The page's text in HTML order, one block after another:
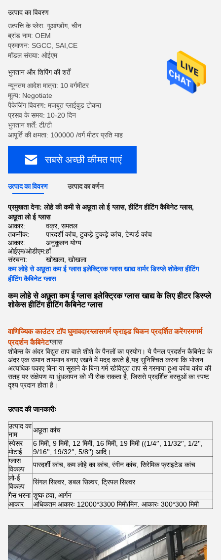
उत्पाद का विवरण
उत्पत्ति के प्लेस: गुआंग्डोंग, चीन
ब्रांड नाम: OEM
प्रमाणन: SGCC, SAI,CE
मॉडल संख्या: ओईएम
भुगतान और शिपिंग की शर्तें
न्यूनतम आदेश मात्रा: 10 वर्गमीटर
मूल्य: Negotiate
पैकेजिंग विवरण: मजबूत प्लाईवुड टोकरा
प्रसव के समय: 10-20 दिन
भुगतान शर्तें: टी/टी
आपूर्ति की क्षमता: 100000 /वर्ग मीटर प्रति माह
सबसे अच्छी कीमत पाएं
उत्पाद का विवरण उत्पाद का वर्णन
प्रमुखता देना:लोहे की कमी से अछूता लो ई ग्लास,हीटिंग हीटिंग कैबिनेट ग्लास,
अछूता लो ई ग्लास
आकार:
वक्र, समतल
तकनीक:
पारदर्शी कांच, टुकड़े टुकड़े कांच, टेम्पर्ड कांच
आकार:
अनुकूलन योग्य
ओईएम/ओडीएम:हाँ
संरचना:
खोखला, खोखला
कम लोहे से अछूता कम ई ग्लास इलेक्ट्रिक ग्लास खाद्य वार्मर डिस्प्ले शोकेस हीटिंग
हीटिंग कैबिनेट ग्लास
कम लोहे से अछूता कम ई ग्लास इलेक्ट्रिक ग्लास खाद्य के लिए हीटर डिस्प्ले
शोकेस हीटिंग हीटिंग कैबिनेट ग्लास
वाणिज्यिक काउंटर टॉप घुमावदारग्लासगर्म फ्राइड चिकन प्रदर्शित करेंगरमगर्म
प्रदर्शन कैबिनेटग्लास
शोकेस के अंदर विद्युत ताप वाले शीशे के पैनलों का प्रयोग। ये पैनल प्रदर्शन कैबिनेट के
अंदर एक समान तापमान बनाए रखने में मदद करते हैं,यह सुनिश्चित करना कि भोजन
अत्यधिक पकाए बिना या सूखने के बिना गर्म रहेविद्युत ताप से गरमाया हुआ कांच कांच की
सतह पर संक्षेपण या धुंधलापन को भी रोक सकता है, जिससे प्रदर्शित वस्तुओं का स्पष्ट
दृश्य प्रदान होता है।
उत्पाद की जानकारीः
उत्पाद का
नाम
अछूता कांच
स्पेसर
मोटाई
6 मिमी, 9 मिमी, 12 मिमी, 16 मिमी, 19 मिमी ((1/4′', 11/32′', 1/2′',
9/16′', 19/32′', 5/8′') आदि।
ग्लास
विकल्प
पारदर्शी कांच, कम लोहे का कांच, रंगीन कांच, सिरेमिक फ्राइटेड कांच
लो-ई
विकल्प
सिंगल सिल्वर, डबल सिल्वर, ट्रिपल सिल्वर
गैस भरना शुष्क हवा, आर्गन
आकार
अधिकतम आकारः 12000*3300 मिमी/मिन. आकारः 300*300 मिमी